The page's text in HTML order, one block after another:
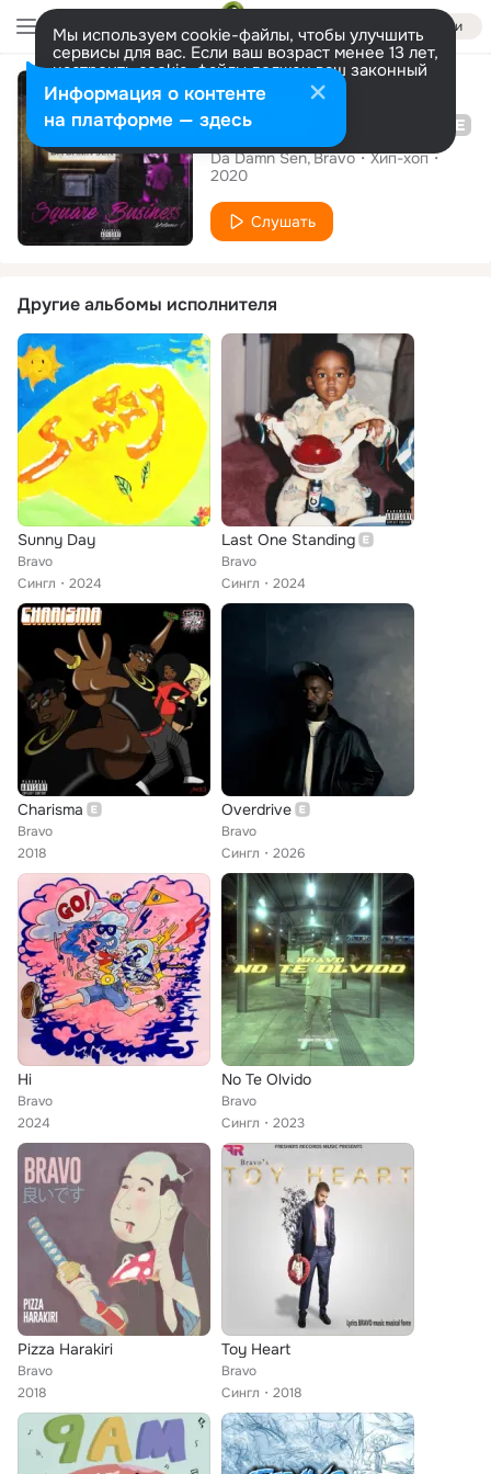
Войти
Мы используем cookie-файлы, чтобы улучшить
сервисы для вас. Если ваш возраст менее 13 лет,
настроить cookie-файлы должен ваш законный
представитель. Больше информации
Разрешить все Настроить
Альбом
Da Damn Sen Bravo
Хип-хоп
2020
Слушать
Другие альбомы исполнителя
Sunny Day
Bravo
Сингл
2024
Last One Standing
Bravo
Сингл
2024
Charisma
Bravo
2018
Overdrive
Bravo
Сингл
2026
Hi
Bravo
2024
No Te Olvido
Bravo
Сингл
2023
Pizza Harakiri
Bravo
2018
Toy Heart
Bravo
Сингл
2018
Информация о контенте
на платформе — здесь